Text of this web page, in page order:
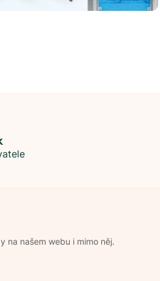
na našem webu i mimo něj.